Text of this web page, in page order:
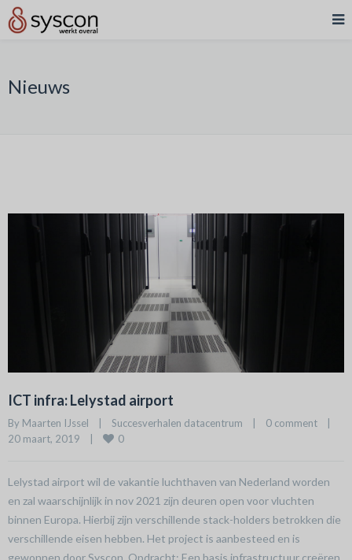
Nieuws
ICT infra: Lelystad airport
By Maarten IJssel | Succesverhalen datacentrum | 0 comment
|
20 maart, 2019
| 0
Lelystad airport wil de vakantie luchthaven van Nederland worden
en zal waarschijnlijk in nov 2021 zijn deuren open voor vluchten
binnen Europa. Hierbij zijn verschillende stack-holders betrokken die
verschillende eisen hebben. Het project is aanbesteed en is
gewonnen door Syscon. Opdracht: Een basis infrastructuur creëren